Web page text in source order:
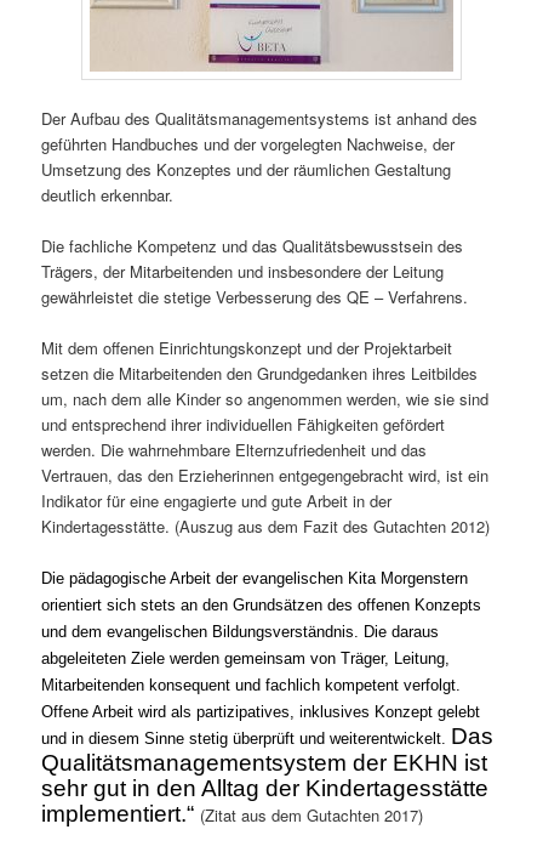
Der Aufbau des Qualitätsmanagementsystems ist anhand des
geführten Handbuches und der vorgelegten Nachweise, der
Umsetzung des Konzeptes und der räumlichen Gestaltung
deutlich erkennbar.
Die fachliche Kompetenz und das Qualitätsbewusstsein des
Trägers, der Mitarbeitenden und insbesondere der Leitung
gewährleistet die stetige Verbesserung des QE – Verfahrens.
Mit dem offenen Einrichtungskonzept und der Projektarbeit
setzen die Mitarbeitenden den Grundgedanken ihres Leitbildes
um, nach dem alle Kinder so angenommen werden, wie sie sind
und entsprechend ihrer individuellen Fähigkeiten gefördert
werden. Die wahrnehmbare Elternzufriedenheit und das
Vertrauen, das den Erzieherinnen entgegengebracht wird, ist ein
Indikator für eine engagierte und gute Arbeit in der
Kindertagesstätte. (Auszug aus dem Fazit des Gutachten 2012)
Die pädagogische Arbeit der evangelischen Kita Morgenstern
orientiert sich stets an den Grundsätzen des offenen Konzepts
und dem evangelischen Bildungsverständnis. Die daraus
abgeleiteten Ziele werden gemeinsam von Träger, Leitung,
Mitarbeitenden konsequent und fachlich kompetent verfolgt.
Offene Arbeit wird als partizipatives, inklusives Konzept gelebt
und in diesem Sinne stetig überprüft und weiterentwickelt. Das
Qualitätsmanagementsystem der EKHN ist
sehr gut in den Alltag der Kindertagesstätte
implementiert.“ (Zitat aus dem Gutachten 2017)